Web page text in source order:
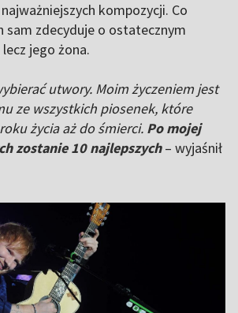
kompozycji. Co
sam zdecyduje o ostatecznym
jego żona.
utwory. Moim życzeniem jest
ze wszystkich piosenek, które
życia aż do śmierci. Po mojej
zostanie 10 najlepszych– wyjaśnił